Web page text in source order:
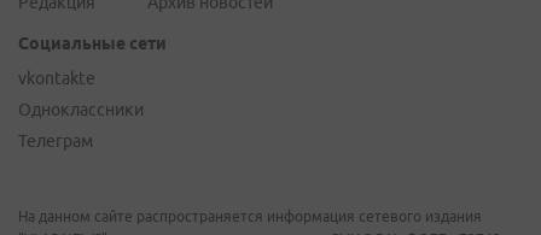
Социальные сети
vkontakte
Одноклассники
Телеграм
На данном сайте распространяется информация сетевого издания